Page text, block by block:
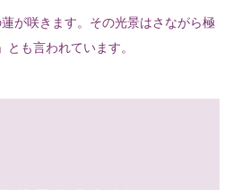
が咲きます。その光景はさながら極
も言われています。